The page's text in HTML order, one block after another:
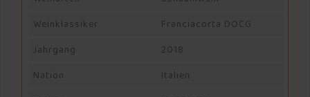
Weinklassiker
Franciacorta DOCG
Jahrgang
2018
Nation
Italien